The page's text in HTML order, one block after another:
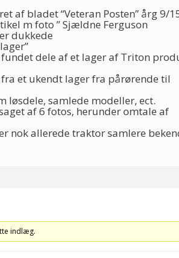
af bladet “Veteran Posten” årg 9/
m foto ” Sjældne Ferguson
dukkede
dele af et lager af Triton
et ukendt lager fra pårørende til
løsdele, samlede modeller, ect.
af 6 fotos, herunder omtale af
nok allerede traktor samlere
indlæg.